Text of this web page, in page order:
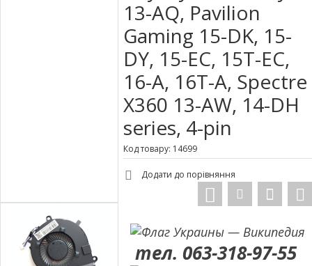
13-AQ, Pavilion
Gaming 15-DK, 15-
DY, 15-EC, 15T-EC,
16-A, 16T-A, Spectre
X360 13-AW, 14-DH
series, 4-pin
Код товару: 14699
Додати до порівняння
тел. 063-318-97-55